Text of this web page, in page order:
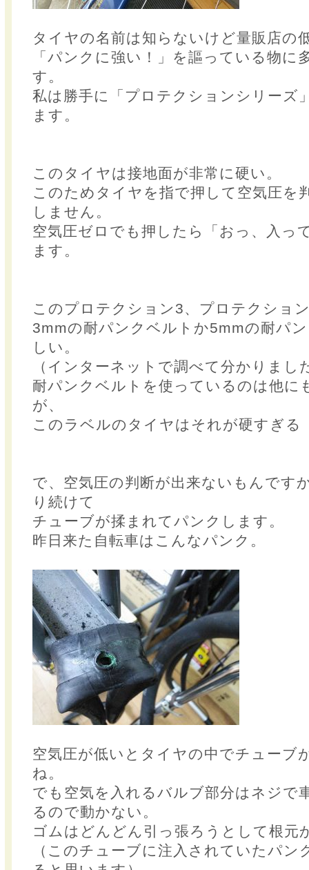
タイヤの名前は知らないけど量販店の
「パンクに強い！」を謳っている物に
す。
私は勝手に「プロテクションシリーズ
ます。
このタイヤは接地面が非常に硬い。
このためタイヤを指で押して空気圧を
しません。
空気圧ゼロでも押したら「おっ、入っ
ます。
このプロテクション3、プロテクショ
3mmの耐パンクベルトか5mmの耐パ
しい。
（インターネットで調べて分かりまし
耐パンクベルトを使っているのは他に
が、
このラベルのタイヤはそれが硬すぎる
で、空気圧の判断が出来ないもんです
り続けて
チューブが揉まれてパンクします。
昨日来た自転車はこんなパンク。
空気圧が低いとタイヤの中でチューブ
ね。
でも空気を入れるバルブ部分はネジで
るので動かない。
ゴムはどんどん引っ張ろうとして根元
（このチューブに注入されていたパン